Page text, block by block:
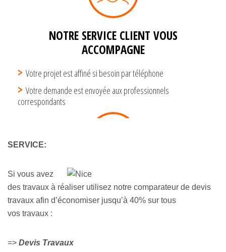
SERVICE:
Si vous avez
des travaux à réaliser utilisez notre comparateur de devis
travaux afin d’économiser jusqu’à 40% sur tous
vos travaux :
=> Devis Travaux